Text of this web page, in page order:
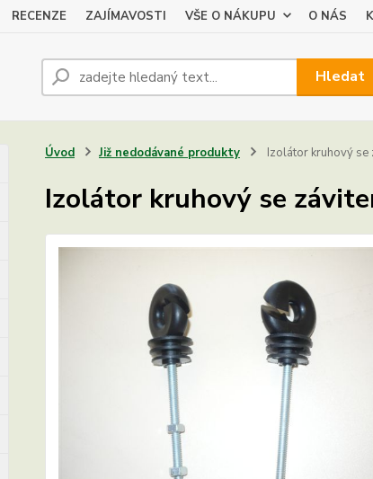
RECENZE ZAJÍMAVOSTI VŠE O NÁKUPU O NÁS
Hledat
Úvod Již nedodávané produkty Izolátor kruhový se
Izolátor kruhový se